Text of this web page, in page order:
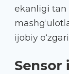
ekanligi tan
ijobiy
Sensor